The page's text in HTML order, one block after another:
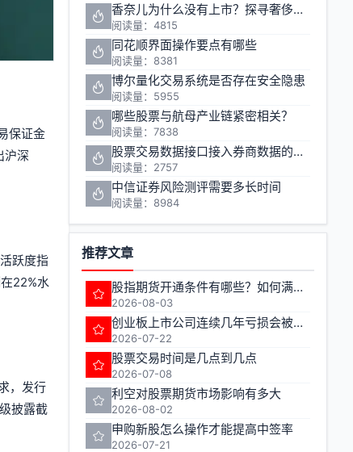
保证金
沪深
跃度指
22%水
，发行
披露截
香奈儿为什么没有上市？探寻奢侈品巨头的资本之路
阅读量：4815
同花顺界面操作要点有哪些
阅读量：8381
博尔量化交易系统是否存在安全隐患
阅读量：5955
哪些股票与航母产业链紧密相关？
阅读量：7838
股票交易数据接口接入券商数据的方法有哪些
阅读量：2757
中信证券风险测评需要多长时间
阅读量：8984
推荐文章
股指期货开通条件有哪些？如何满足期货交易准入要求？
2026-08-03
创业板上市公司连续几年亏损会被实施退市风险警示
2026-07-22
股票交易时间是几点到几点
2026-07-08
利空对股票期货市场影响有多大
2026-08-02
申购新股怎么操作才能提高中签率
2026-07-21